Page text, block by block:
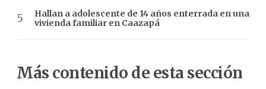
Hallan a adolescente de 14 años enterrada en una
vivienda familiar en Caazapá
Más contenido de esta sección